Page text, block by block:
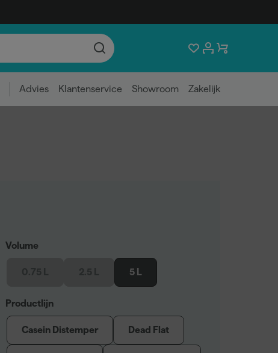
Advies Klantenservice Showroom Zakelijk
Volume
5 L
Productlijn
Casein Distemper Dead Flat